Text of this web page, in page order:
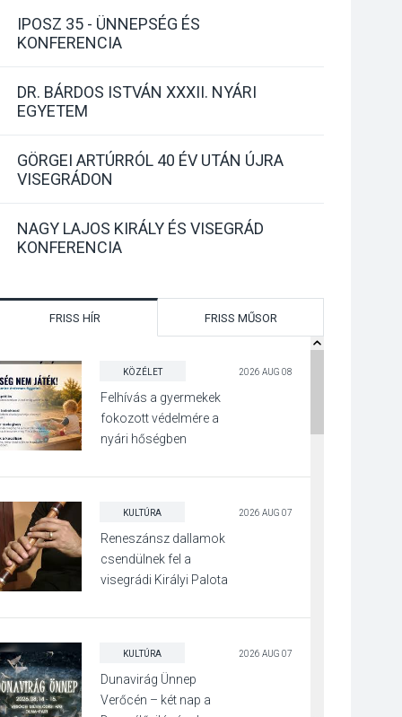
IPOSZ 35 - ÜNNEPSÉG ÉS
KONFERENCIA
DR. BÁRDOS ISTVÁN XXXII. NYÁRI
EGYETEM
GÖRGEI ARTÚRRÓL 40 ÉV UTÁN ÚJRA
VISEGRÁDON
NAGY LAJOS KIRÁLY ÉS VISEGRÁD
KONFERENCIA
FRISS HÍR FRISS MŰSOR
KÖZÉLET 2026 AUG 08
Felhívás a gyermekek
fokozott védelmére a
nyári hőségben
KULTÚRA 2026 AUG 07
Reneszánsz dallamok
csendülnek fel a
visegrádi Királyi Palota
KULTÚRA 2026 AUG 07
Dunavirág Ünnep
Verőcén – két nap a